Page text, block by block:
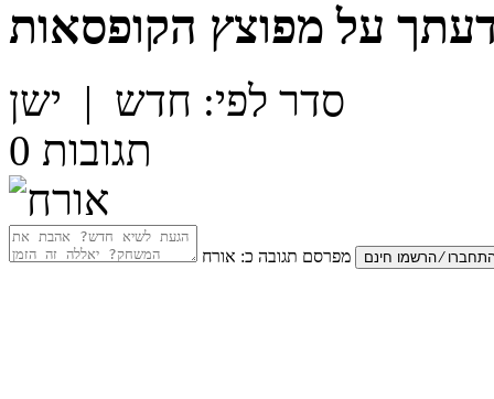
על מפוצץ הקופסאות
סדר לפי: חדש | ישן
0 תגובות
מפרסם תגובה כ: אורח